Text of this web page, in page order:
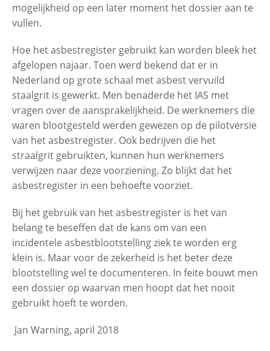
mogelijkheid op een later moment het dossier aan te
vullen.
Hoe het asbestregister gebruikt kan worden bleek het
afgelopen najaar. Toen werd bekend dat er in
Nederland op grote schaal met asbest vervuild
staalgrit is gewerkt. Men benaderde het IAS met
vragen over de aansprakelijkheid. De werknemers die
waren blootgesteld werden gewezen op de pilotversie
van het asbestregister. Ook bedrijven die het
straalgrit gebruikten, kunnen hun werknemers
verwijzen naar deze voorziening. Zo blijkt dat het
asbestregister in een behoefte voorziet.
Bij het gebruik van het asbestregister is het van
belang te beseffen dat de kans om van een
incidentele asbestblootstelling ziek te worden erg
klein is. Maar voor de zekerheid is het beter deze
blootstelling wel te documenteren. In feite bouwt men
een dossier op waarvan men hoopt dat het nooit
gebruikt hoeft te worden.
Jan Warning, april 2018